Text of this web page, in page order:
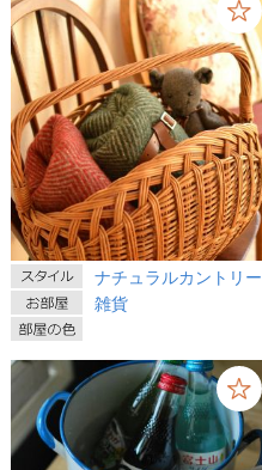
ナチュラルカントリー
雑貨